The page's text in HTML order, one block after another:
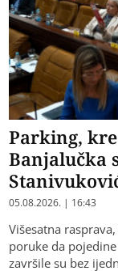
Parking,
Banjalučka
05.08.2026. | 16:43
Višesatna
poruke da
završile su bez